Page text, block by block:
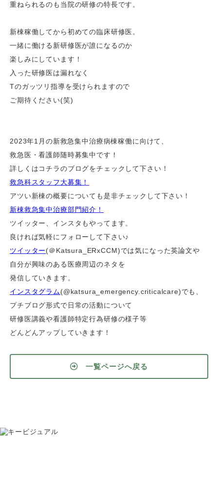
重ねられるのも当院の研修の特長です。
新棟稼働してから初めての臨床研修医。
一緒に働ける新研修医が誰になるのか
楽しみにしています！
入った研修医は漏れなく
Tのガッツリ指導を受けられますので
ご期待ください(笑)
2023年1 月の新救急集中治療病棟稼働に向けて、
救急医・看護師随時募集中です！
詳しくはコチラのブログをチェックして下さい！
救急科スタッフ大募集！
アツい新棟の概要についても是非チェックして下さい！
新棟救急集中治療部門紹介！
ツイッター、インスタもやってます。
良ければ気軽にフォローして下さい♪
ツイッター(＠ Katsura_ERxCCM)では気になった英論文や
自分が興味のある医療周辺のネタを
発信していきます。
インスタグラム(@katsura_emergency.criticalcare)でも、
プチブログ形式で日常の活動について
研修医講義や看護師特定行為研修の様子等
どんどんアップしていきます！
一覧ページへ戻る